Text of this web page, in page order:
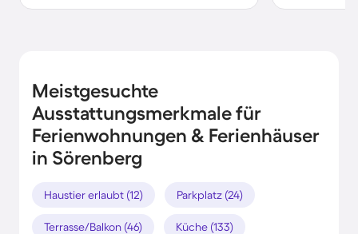
Meistgesuchte
Ausstattungsmerkmale für
Ferienwohnungen & Ferienhäuser
in Sörenberg
Haustier erlaubt (12) Parkplatz (24)
Terrasse/Balkon (46) Küche (133)